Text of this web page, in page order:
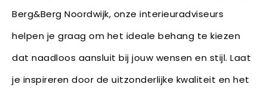
Berg&Berg Noordwijk, onze interieuradviseurs
helpen je graag om het ideale behang te kiezen
dat naadloos aansluit bij jouw wensen en stijl. Laat
je inspireren door de uitzonderlijke kwaliteit en het